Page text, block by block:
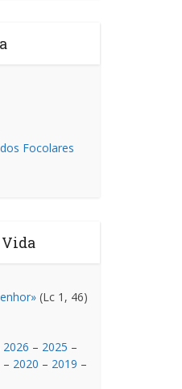
Focolares
(Lc 1, 46)
2026 – 2025 –
– 2020 – 2019 –